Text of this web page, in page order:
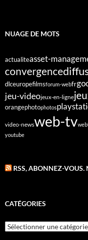
NUAGE DE MOTS
actualiteasset-
convergence
dlceuropefilmsforum-webfr
jeu-videojeux-en-ligne
orangephotophotos
video-newsweb-tv
youtube
RSS, ABONNEZ-VOUS.
CATÉGORIES
Catégories